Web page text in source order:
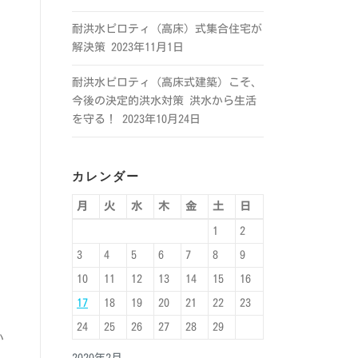
耐洪水ピロティ（高床）式集合住宅が
解決策
2023年11月1日
耐洪水ピロティ（高床式建築）こそ、
今後の決定的洪水対策 洪水から生活
を守る！
2023年10月24日
カレンダー
月 火 水 木 金 土 日
1 2
3 4 5 6 7 8 9
10 11 12 13 14 15 16
17 18 19 20 21 22 23
24 25 26 27 28 29